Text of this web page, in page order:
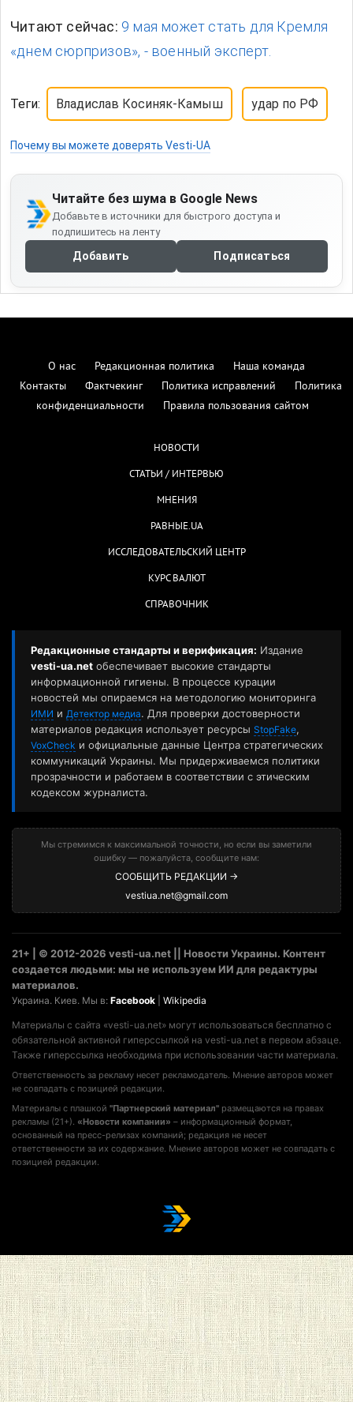
Читают сейчас: 9 мая может стать для Кремля
«днем сюрпризов», - военный эксперт.
Теги: Владислав Косиняк-Камыш удар по РФ
Почему вы можете доверять Vesti-UA
Читайте без шума в Google News
Добавьте в источники для быстрого доступа и
подпишитесь на ленту
Добавить Подписаться
О нас Редакционная политика
Наша команда
Контакты
Фактчекинг Политика исправлений
Политика
конфиденциальности
Правила пользования сайтом
НОВОСТИ
СТАТЬИ / ИНТЕРВЬЮ
МНЕНИЯ
РАВНЫЕ.UA
ИССЛЕДОВАТЕЛЬСКИЙ ЦЕНТР
КУРС ВАЛЮТ
СПРАВОЧНИК
Редакционные стандарты и верификация: Издание
vesti-ua.net обеспечивает высокие стандарты
информационной гигиены. В процессе курации
новостей мы опираемся на методологию мониторинга
ИМИ и Детектор медиа. Для проверки достоверности
материалов редакция использует ресурсы StopFake,
VoxCheck и официальные данные Центра стратегических
коммуникаций Украины. Мы придерживаемся политики
прозрачности и работаем в соответствии с этическим
кодексом журналиста.
Мы стремимся к максимальной точности, но если вы заметили
ошибку — пожалуйста, сообщите нам:
СООБЩИТЬ РЕДАКЦИИ →
vestiua.net@gmail.com
21+ | © 2012-2026 vesti-ua.net || Новости Украины. Контент
создается людьми: мы не используем ИИ для редактуры
материалов.
Украина. Киев. Мы в: Facebook Wikipedia
Материалы с сайта «vesti-ua.net» могут использоваться бесплатно с
обязательной активной гиперссылкой на vesti-ua.net в первом абзаце.
Также гиперссылка необходима при использовании части материала.
Ответственность за рекламу несет рекламодатель. Мнение авторов может
не совпадать с позицией редакции.
Материалы с плашкой "Партнерский материал" размещаются на правах
рекламы (21+). «Новости компании» – информационный формат,
основанный на пресс-релизах компаний; редакция не несет
ответственности за их содержание. Мнение авторов может не совпадать с
позицией редакции.